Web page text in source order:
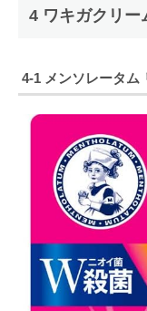
4 ワキガクリー
4-1 メンソレータム